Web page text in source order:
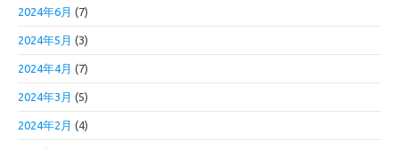
2024年6月 (7)
2024年5月 (3)
2024年4月 (7)
2024年3月 (5)
2024年2月 (4)